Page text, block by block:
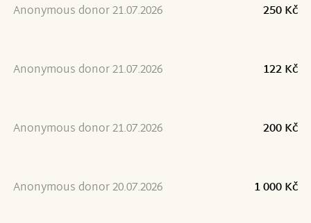
Anonymous donor 21.07.2026 250 Kč
Anonymous donor 21.07.2026 122 Kč
Anonymous donor 21.07.2026 200 Kč
Anonymous donor 20.07.2026 1 000 Kč